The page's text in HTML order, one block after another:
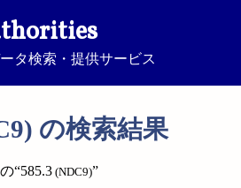
タ検索・提供サービス
の検索結果
“585.3 (NDC9)”